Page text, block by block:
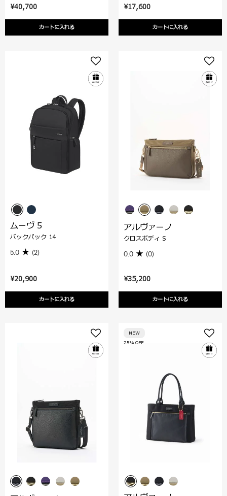
¥40,700
カートに入れる
¥17,600
カートに入れる
¥20,900
カートに入れる
ムーヴ 5
バックパック 14
5.0 (2)
¥35,200
カートに入れる
アルヴァーノ
クロスボディ S
0.0 (0)
25% OFF
NEW